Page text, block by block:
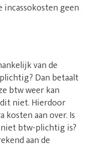
incassokosten geen
van de
Dan betaalt
btw weer kan
niet. Hierdoor
kosten aan over. Is
btw-plichtig is?
aan de